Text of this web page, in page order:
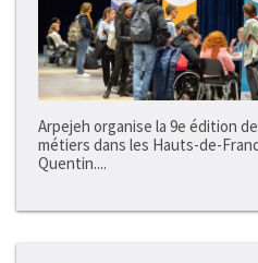
Arpejeh organise la 9e édition
métiers dans les Hauts-de-
Quentin....